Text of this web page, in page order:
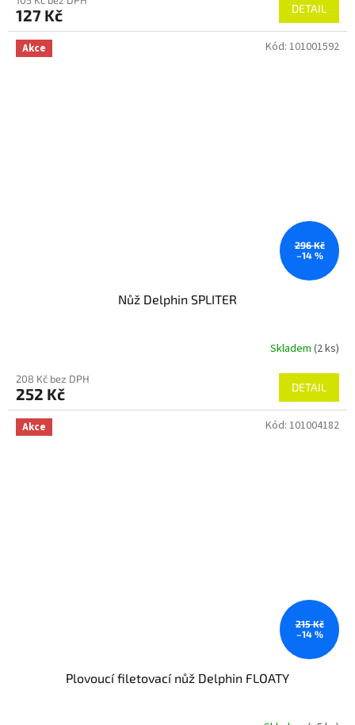
127 Kč DETAIL
Akce
296 Kč
–14 %
Nůž Delphin SPLITER
Skladem (2 ks)
208 Kč bez DPH
252 Kč DETAIL
Kód: 101001592
Akce
215 Kč
–14 %
Plovoucí filetovací nůž Delphin FLOATY
Kód: 101004182